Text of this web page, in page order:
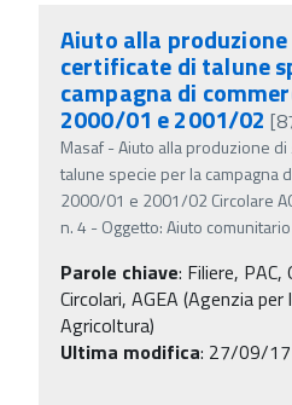
Aiuto alla produzione
certificate di talune
campagna di
2000/01 e 2001/02
Masaf - Aiuto alla produzione di
talune specie per la campagna
2000/01 e 2001/02 Circolare
n. 4 - Oggetto: Aiuto
Parole chiave: Filiere,
Circolari, AGEA (Agenzia
Agricoltura)
Ultima modifica: 27/09/17